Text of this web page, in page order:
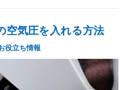
空気圧を入れる方法
役立ち情報